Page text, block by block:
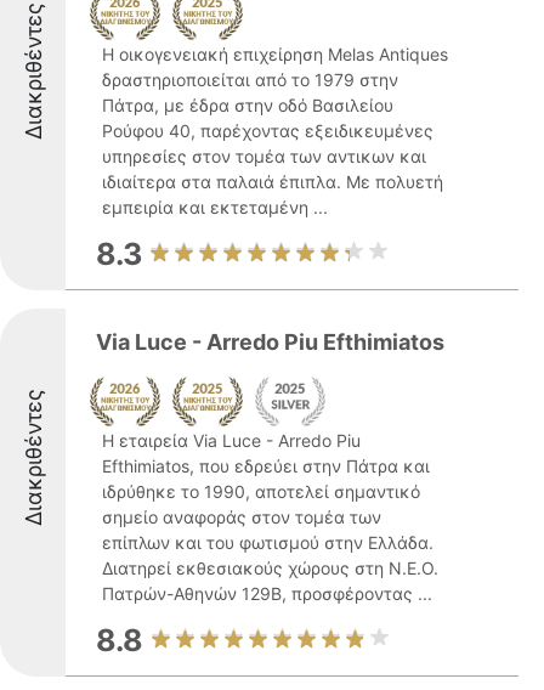
Διακριθέντες
Η οικογενειακή επιχείρηση Melas Antiques
δραστηριοποιείται από το 1979 στην
Πάτρα, με έδρα στην οδό Βασιλείου
Ρούφου 40, παρέχοντας εξειδικευμένες
υπηρεσίες στον τομέα των αντικων και
ιδιαίτερα στα παλαιά έπιπλα. Με πολυετή
εμπειρία και εκτεταμένη ...
8.3
Διακριθέντες
Via Luce - Arredo Piu Efthimiatos
Η εταιρεία Via Luce - Arredo Piu
Efthimiatos, που εδρεύει στην Πάτρα και
ιδρύθηκε το 1990, αποτελεί σημαντικό
σημείο αναφοράς στον τομέα των
επίπλων και του φωτισμού στην Ελλάδα.
Διατηρεί εκθεσιακούς χώρους στη Ν.Ε.Ο.
Πατρών-Αθηνών 129Β, προσφέροντας ...
8.8